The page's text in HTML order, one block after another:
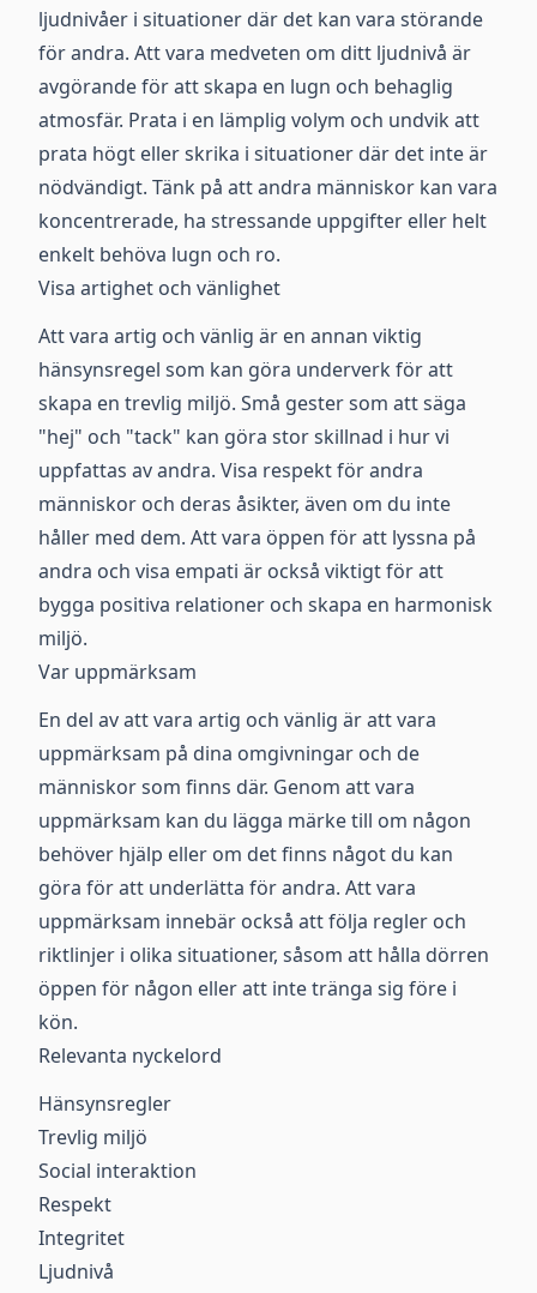
ljudnivåer i situationer där det kan vara störande
för andra. Att vara medveten om ditt ljudnivå är
avgörande för att skapa en lugn och behaglig
atmosfär. Prata i en lämplig volym och undvik att
prata högt eller skrika i situationer där det inte är
nödvändigt. Tänk på att andra människor kan vara
koncentrerade, ha stressande uppgifter eller helt
enkelt behöva lugn och ro.
Visa artighet och vänlighet
Att vara artig och vänlig är en annan viktig
hänsynsregel som kan göra underverk för att
skapa en trevlig miljö. Små gester som att säga
"hej" och "tack" kan göra stor skillnad i hur vi
uppfattas av andra. Visa respekt för andra
människor och deras åsikter, även om du inte
håller med dem. Att vara öppen för att lyssna på
andra och visa empati är också viktigt för att
bygga positiva relationer och skapa en harmonisk
miljö.
Var uppmärksam
En del av att vara artig och vänlig är att vara
uppmärksam på dina omgivningar och de
människor som finns där. Genom att vara
uppmärksam kan du lägga märke till om någon
behöver hjälp eller om det finns något du kan
göra för att underlätta för andra. Att vara
uppmärksam innebär också att följa regler och
riktlinjer i olika situationer, såsom att hålla dörren
öppen för någon eller att inte tränga sig före i
kön.
Relevanta nyckelord
Hänsynsregler
Trevlig miljö
Social interaktion
Respekt
Integritet
Ljudnivå